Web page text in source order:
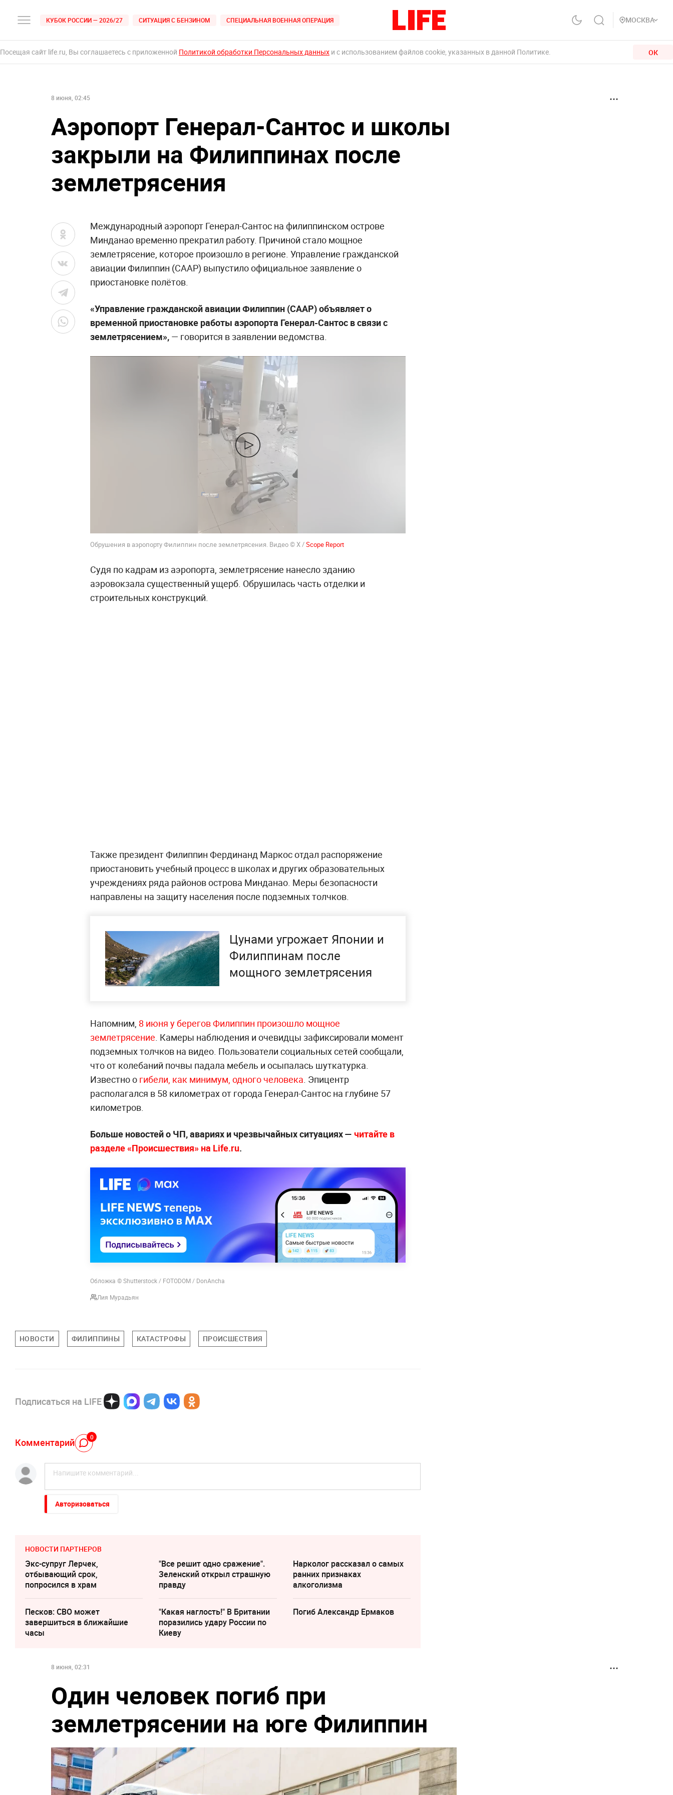
КУБОК РОССИИ — 2026/27 СИТУАЦИЯ С БЕНЗИНОМ СПЕЦИАЛЬНАЯ ВОЕННАЯ ОПЕРАЦИЯ МОСКВА
Посещая сайт life.ru, Вы соглашаетесь с приложенной Политикой обработки Персональных данных и с использованием файлов cookie, указанных в данной Политике. ОК
8 июня, 02:45
Аэропорт Генерал-Сантос и школы
закрыли на Филиппинах после
землетрясения
Международный аэропорт Генерал-Сантос на филиппинском острове
Минданао временно прекратил работу. Причиной стало мощное
землетрясение, которое произошло в регионе. Управление гражданской
авиации Филиппин (CAAP) выпустило официальное заявление о
приостановке полётов.
«Управление гражданской авиации Филиппин (CAAP) объявляет о
временной приостановке работы аэропорта Генерал-Сантос в связи с
землетрясением», — говорится в заявлении ведомства.
Обрушения в аэропорту Филиппин после землетрясения. Видео © X /Scope Report
Судя по кадрам из аэропорта, землетрясение нанесло зданию
аэровокзала существенный ущерб. Обрушилась часть отделки и
строительных конструкций.
Также президент Филиппин Фердинанд Маркос отдал распоряжение
приостановить учебный процесс в школах и других образовательных
учреждениях ряда районов острова Минданао. Меры безопасности
направлены на защиту населения после подземных толчков.
Цунами угрожает Японии и
Филиппинам после
мощного землетрясения
Напомним, 8 июня у берегов Филиппин произошло мощное
землетрясение. Камеры наблюдения и очевидцы зафиксировали момент
подземных толчков на видео. Пользователи социальных сетей сообщали,
что от колебаний почвы падала мебель и осыпалась шуткатурка.
Известно о гибели, как минимум, одного человека. Эпицентр
располагался в 58 километрах от города Генерал-Сантос на глубине 57
километров.
Больше новостей о ЧП, авариях и чрезвычайных ситуациях — читайте в
разделе «Происшествия» на Life.ru.
Обложка © Shutterstock / FOTODOM / DonAncha
Лия Мурадьян
НОВОСТИ ФИЛИППИНЫ КАТАСТРОФЫ ПРОИСШЕСТВИЯ
Подписаться на LIFE
Комментарий 0
Авторизоваться
НОВОСТИ ПАРТНЕРОВ
Экс-супруг Лерчек,
отбывающий срок,
попросился в храм
"Все решит одно сражение".
Зеленский открыл страшную
правду
Нарколог рассказал о самых
ранних признаках
алкоголизма
Песков: СВО может
завершиться в ближайшие
часы
"Какая наглость!" В Британии
поразились удару России по
Киеву
Погиб Александр Ермаков
8 июня, 02:31
Один человек погиб при
землетрясении на юге Филиппин